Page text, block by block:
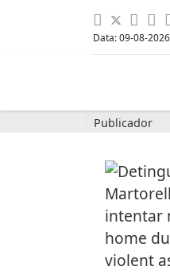
Data: 09-08-2026
Publicador